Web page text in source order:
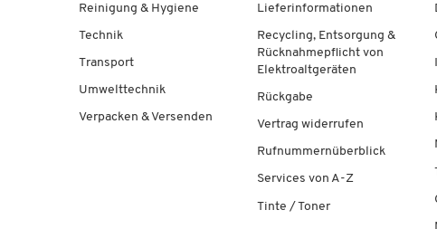
Reinigung & Hygiene
Technik
Transport
Umwelttechnik
Verpacken & Versenden
Lieferinformationen
Recycling, Entsorgung &
Rücknahmepflicht von
Elektroaltgeräten
Rückgabe
Vertrag widerrufen
Rufnummernüberblick
Services von A-Z
Tinte / Toner